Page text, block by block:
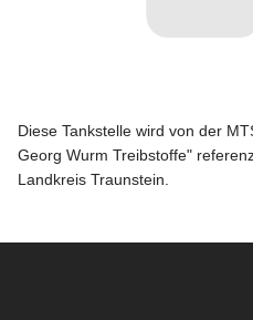
Diese Tankstelle wird von der
Georg Wurm Treibstoffe"
Landkreis Traunstein.